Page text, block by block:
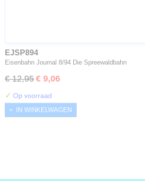
EJSP894
Eisenbahn Journal 8/94 Die Spreewaldbahn
€ 12,95 € 9,06
✓ Op voorraad
IN WINKELWAGEN